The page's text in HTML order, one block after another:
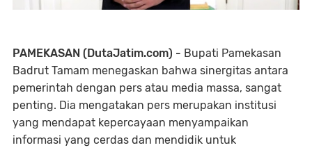
PAMEKASAN (DutaJatim.com) - Bupati Pamekasan
Badrut Tamam menegaskan bahwa sinergitas antara
pemerintah dengan pers atau media massa, sangat
penting. Dia mengatakan pers merupakan institusi
yang mendapat kepercayaan menyampaikan
informasi yang cerdas dan mendidik untuk